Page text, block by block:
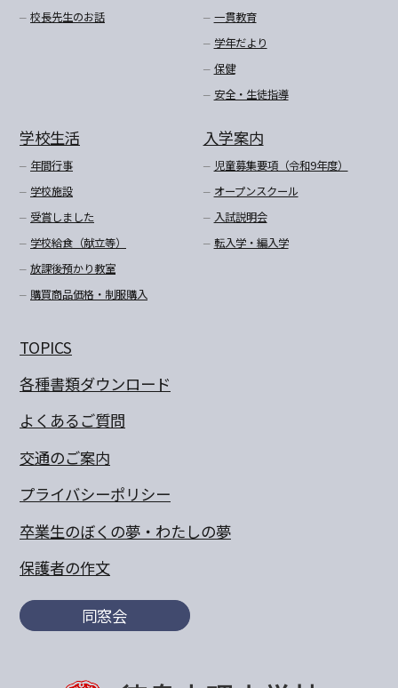
校長先生のお話
一貫教育
学年だより
保健
安全・生徒指導
学校生活
年間行事
学校施設
受賞しました
学校給食（献立等）
放課後預かり教室
購買商品価格・制服購入
入学案内
児童募集要項（令和9年度）
オープンスクール
入試説明会
転入学・編入学
TOPICS
各種書類ダウンロード
よくあるご質問
交通のご案内
プライバシーポリシー
卒業生のぼくの夢・わたしの夢
保護者の作文
同窓会